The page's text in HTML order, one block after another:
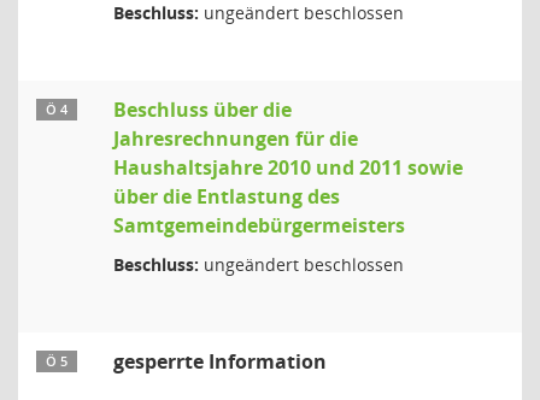
Beschluss: ungeändert beschlossen
Ö 4
Beschluss über die
Jahresrechnungen für die
Haushaltsjahre 2010 und 2011 sowie
über die Entlastung des
Samtgemeindebürgermeisters
Beschluss: ungeändert beschlossen
Ö 5 gesperrte Information